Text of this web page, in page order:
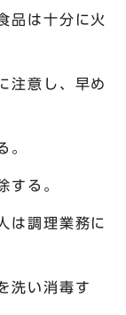
品は十分に火
注意し、早め
。
する。
は調理業務に
洗い消毒す